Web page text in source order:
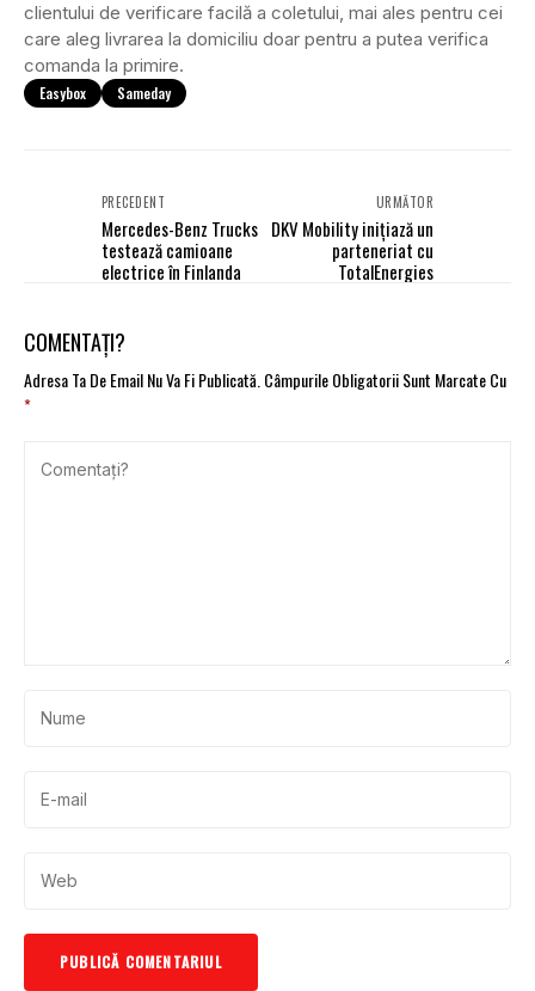
clientului de verificare facilă a coletului, mai ales pentru cei
care aleg livrarea la domiciliu doar pentru a putea verifica
comanda la primire.
Easybox Sameday
PRECEDENT
Mercedes-Benz Trucks
testează camioane
electrice în Finlanda
URMĂTOR
DKV Mobility inițiază un
parteneriat cu
TotalEnergies
COMENTAȚI?
Adresa Ta De Email Nu Va Fi Publicată. Câmpurile Obligatorii Sunt Marcate Cu
*